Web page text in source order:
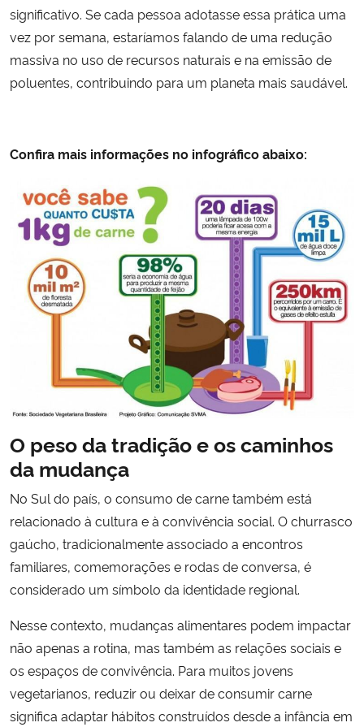
significativo. Se cada pessoa adotasse essa prática uma
vez por semana, estaríamos falando de uma redução
massiva no uso de recursos naturais e na emissão de
poluentes, contribuindo para um planeta mais saudável.
Confira mais informações no infográfico abaixo:
O peso da tradição e os caminhos
da mudança
No Sul do país, o consumo de carne também está
relacionado à cultura e à convivência social. O churrasco
gaúcho, tradicionalmente associado a encontros
familiares, comemorações e rodas de conversa, é
considerado um símbolo da identidade regional.
Nesse contexto, mudanças alimentares podem impactar
não apenas a rotina, mas também as relações sociais e
os espaços de convivência. Para muitos jovens
vegetarianos, reduzir ou deixar de consumir carne
significa adaptar hábitos construídos desde a infância em